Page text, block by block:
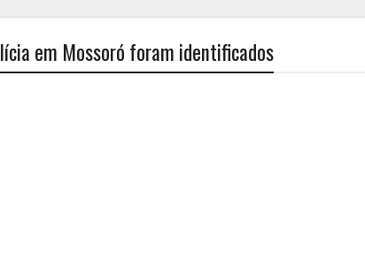
em Mossoró foram identificados